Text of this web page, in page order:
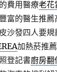
費用醫療老花
富的醫生推薦
沙發四人要
加熱菸推
登記書廚房翻